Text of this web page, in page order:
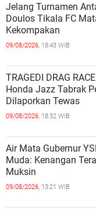
Jelang Turnamen
Doulos Tikala FC
Kekompakan
09/08/2026, 18:43 WIB
TRAGEDI DRAG
Honda Jazz Tabrak
Dilaporkan Tewas
09/08/2026, 18:32 WIB
Air Mata Gubernur
Muda: Kenangan
Muksin
09/08/2026, 13:21 WIB